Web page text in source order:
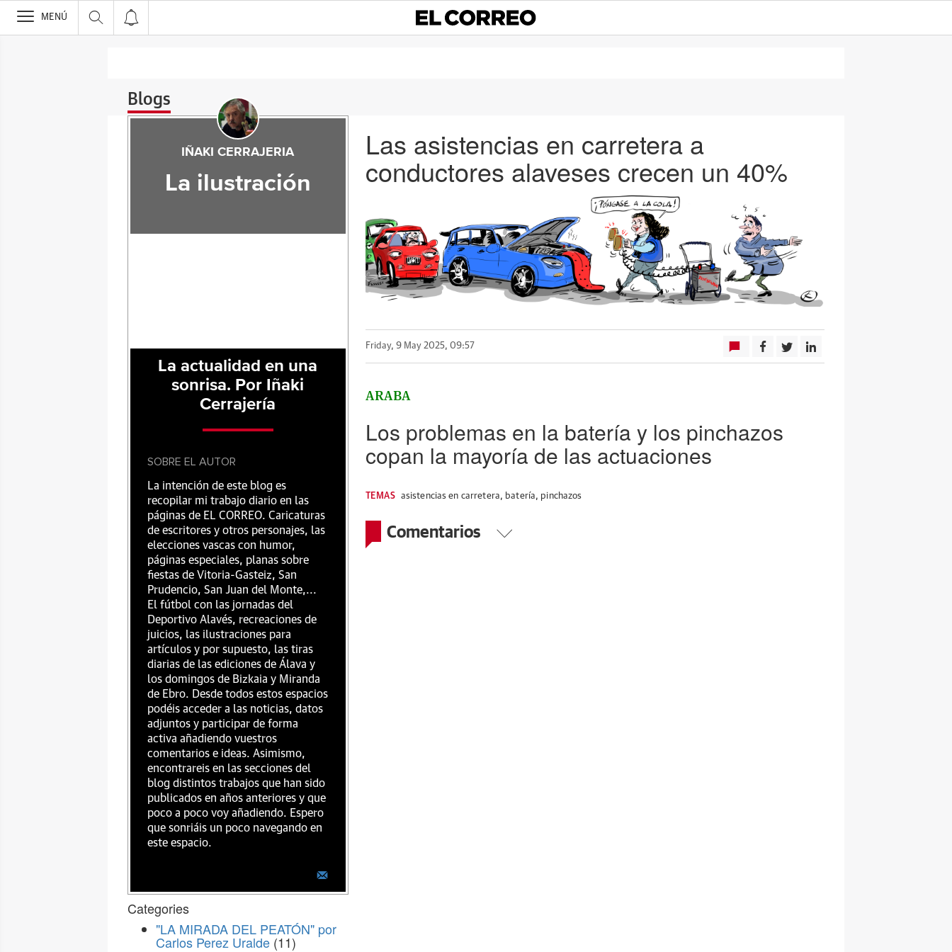
>
MENÚ
Blogs
Las asistencias en carretera a
conductores alaveses crecen un 40%
Friday, 9 May 2025, 09:57
ARABA
Los problemas en la batería y los pinchazos
copan la mayoría de las actuaciones
TEMAS asistencias en carretera, batería, pinchazos
Comentarios
IÑAKI CERRAJERIA
La ilustración
La actualidad en una
sonrisa. Por Iñaki
Cerrajería
SOBRE EL AUTOR
La intención de este blog es
recopilar mi trabajo diario en las
páginas de EL CORREO. Caricaturas
de escritores y otros personajes, las
elecciones vascas con humor,
páginas especiales, planas sobre
fiestas de Vitoria-Gasteiz, San
Prudencio, San Juan del Monte,...
El fútbol con las jornadas del
Deportivo Alavés, recreaciones de
juicios, las ilustraciones para
artículos y por supuesto, las tiras
diarias de las ediciones de Álava y
los domingos de Bizkaia y Miranda
de Ebro. Desde todos estos espacios
podéis acceder a las noticias, datos
adjuntos y participar de forma
activa añadiendo vuestros
comentarios e ideas. Asimismo,
encontrareis en las secciones del
blog distintos trabajos que han sido
publicados en años anteriores y que
poco a poco voy añadiendo. Espero
que sonriáis un poco navegando en
este espacio.
Categories
"LA MIRADA DEL PEATÓN" por
Carlos Perez Uralde (11)